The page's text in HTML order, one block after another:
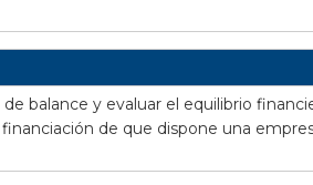
balance y evaluar el equilibrio
de que dispone una